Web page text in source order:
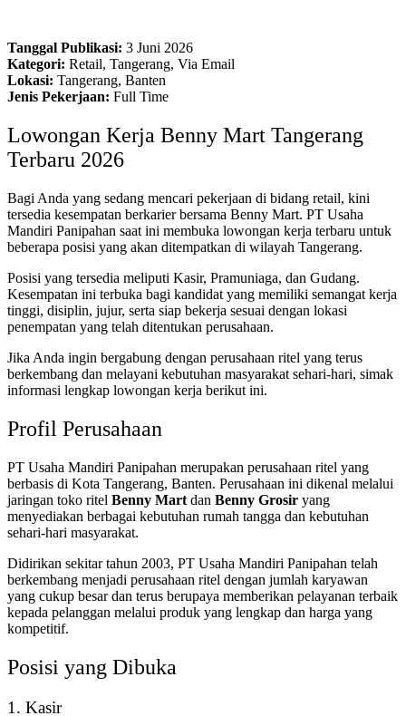
Tanggal Publikasi: 3 Juni 2026
Kategori: Retail, Tangerang, Via Email
Lokasi: Tangerang, Banten
Jenis Pekerjaan: Full Time
Lowongan Kerja Benny Mart Tangerang
Terbaru 2026
Bagi Anda yang sedang mencari pekerjaan di bidang retail, kini
tersedia kesempatan berkarier bersama Benny Mart. PT Usaha
Mandiri Panipahan saat ini membuka lowongan kerja terbaru untuk
beberapa posisi yang akan ditempatkan di wilayah Tangerang.
Posisi yang tersedia meliputi Kasir, Pramuniaga, dan Gudang.
Kesempatan ini terbuka bagi kandidat yang memiliki semangat kerja
tinggi, disiplin, jujur, serta siap bekerja sesuai dengan lokasi
penempatan yang telah ditentukan perusahaan.
Jika Anda ingin bergabung dengan perusahaan ritel yang terus
berkembang dan melayani kebutuhan masyarakat sehari-hari, simak
informasi lengkap lowongan kerja berikut ini.
Profil Perusahaan
PT Usaha Mandiri Panipahan merupakan perusahaan ritel yang
berbasis di Kota Tangerang, Banten. Perusahaan ini dikenal melalui
jaringan toko ritel Benny Mart dan Benny Grosir yang
menyediakan berbagai kebutuhan rumah tangga dan kebutuhan
sehari-hari masyarakat.
Didirikan sekitar tahun 2003, PT Usaha Mandiri Panipahan telah
berkembang menjadi perusahaan ritel dengan jumlah karyawan
yang cukup besar dan terus berupaya memberikan pelayanan terbaik
kepada pelanggan melalui produk yang lengkap dan harga yang
kompetitif.
Posisi yang Dibuka
1. Kasir